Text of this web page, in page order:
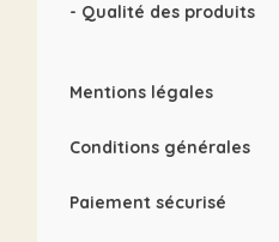
- Qualité des produits
Mentions légales
Conditions générales
Paiement sécurisé